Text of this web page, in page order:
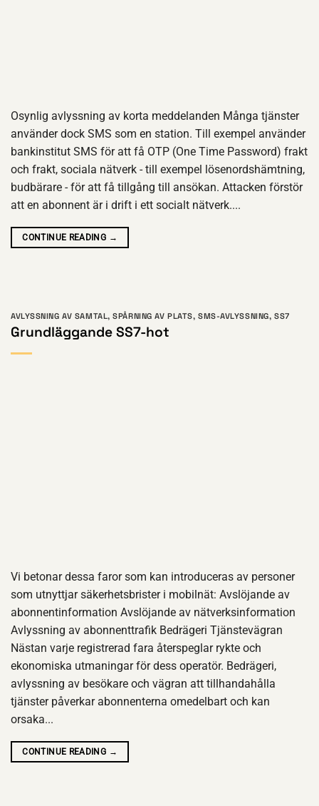
Osynlig avlyssning av korta meddelanden Många tjänster
använder dock SMS som en station. Till exempel använder
bankinstitut SMS för att få OTP (One Time Password) frakt
och frakt, sociala nätverk - till exempel lösenordshämtning,
budbärare - för att få tillgång till ansökan. Attacken förstör
att en abonnent är i drift i ett socialt nätverk....
CONTINUE READING →
AVLYSSNING AV SAMTAL,SPÅRNING AV PLATS, SMS-AVLYSSNING, SS7
Grundläggande SS7-hot
Vi betonar dessa faror som kan introduceras av personer
som utnyttjar säkerhetsbrister i mobilnät: Avslöjande av
abonnentinformation Avslöjande av nätverksinformation
Avlyssning av abonnenttrafik Bedrägeri Tjänstevägran
Nästan varje registrerad fara återspeglar rykte och
ekonomiska utmaningar för dess operatör. Bedrägeri,
avlyssning av besökare och vägran att tillhandahålla
tjänster påverkar abonnenterna omedelbart och kan
orsaka...
CONTINUE READING →